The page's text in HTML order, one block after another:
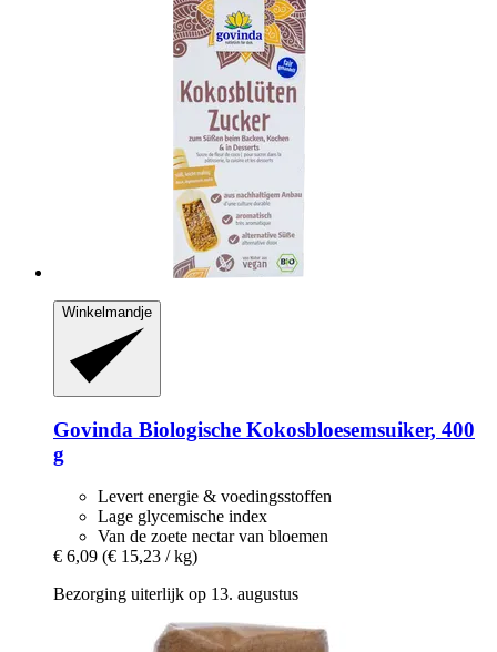
Winkelmandje
Govinda Biologische Kokosbloesemsuiker, 400
g
Levert energie & voedingsstoffen
Lage glycemische index
Van de zoete nectar van bloemen
€ 6,09 (€ 15,23 / kg)
Bezorging uiterlijk op 13. augustus